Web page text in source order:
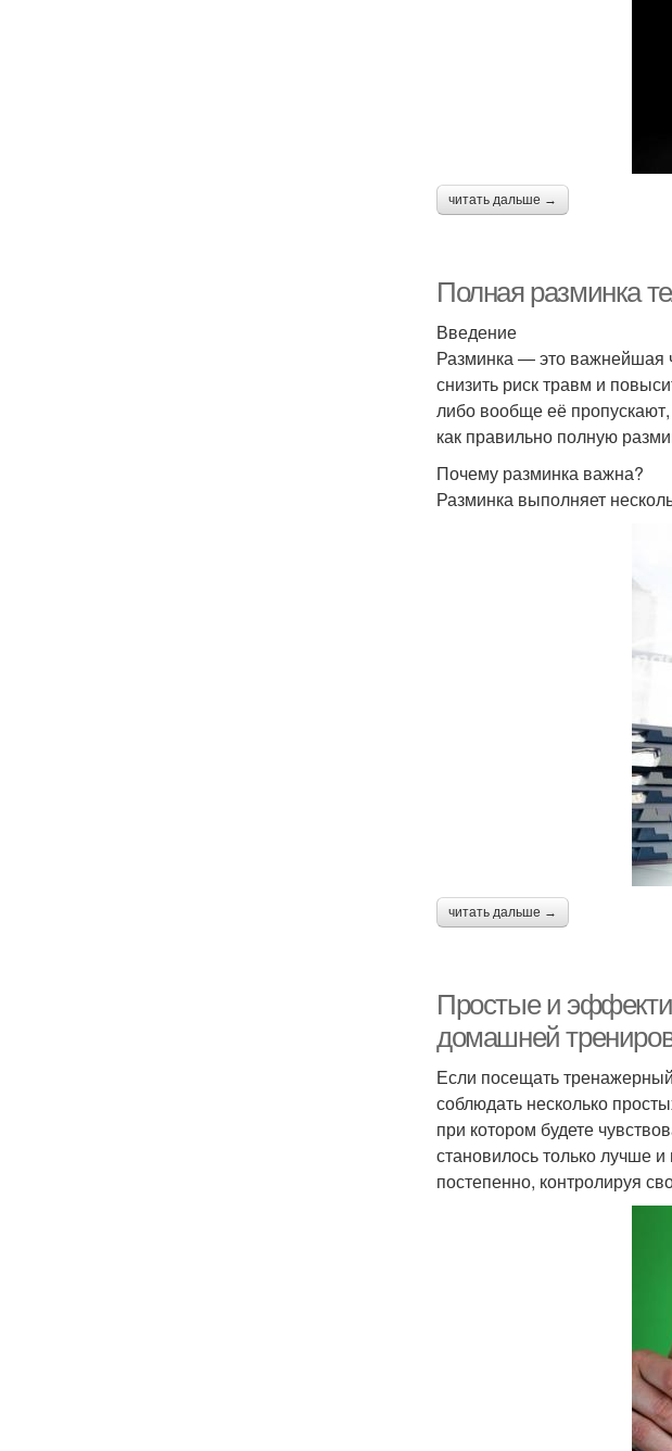
читать дальше →
Полная разминка
Введение
Разминка — это важнейшая
снизить риск травм и
либо вообще её
как правильно полную
Почему разминка важна?
Разминка выполняет
читать дальше →
Простые и
домашней
Если посещать
соблюдать несколько
при котором будете
становилось только лучше и
постепенно, контролируя